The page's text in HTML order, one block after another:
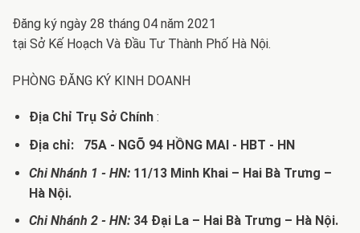
Đăng ký ngày 28 tháng 04 năm 2021
tại Sở Kế Hoạch Và Đầu Tư Thành Phố Hà Nội.
PHÒNG ĐĂNG KÝ KINH DOANH
Địa Chỉ Trụ Sở Chính:
Địa chỉ: 75A - NGÕ 94 HỒNG MAI - HBT - HN
Chi Nhánh 1 - HN:11/13 Minh Khai – Hai Bà Trưng –
Hà Nội.
Chi Nhánh 2 - HN:34 Đại La – Hai Bà Trưng – Hà Nội.